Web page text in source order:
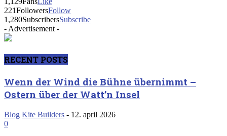
221FollowersFollow
1,280SubscribersSubscribe
- Advertisement -
RECENT POSTS
Wenn der Wind die Bühne übernimmt –
Ostern über der Watt’n Insel
Blog Kite Builders - 12. april 2026
0